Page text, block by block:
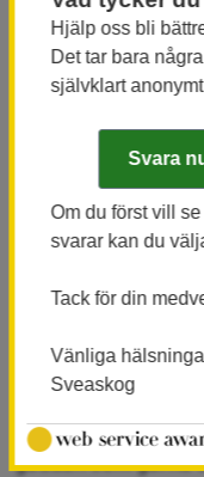
du har tänkt
Tyngre fiske
Lite större och
gösen och i viss
tyngre spö, grövre
rekommendera,
stört.
Predatorer är
gäddan som gärna
Hjälp oss bli
Det tar bara
självklart
Om du först vill
svarar kan du
Tack för din
Vänliga
Sveaskog